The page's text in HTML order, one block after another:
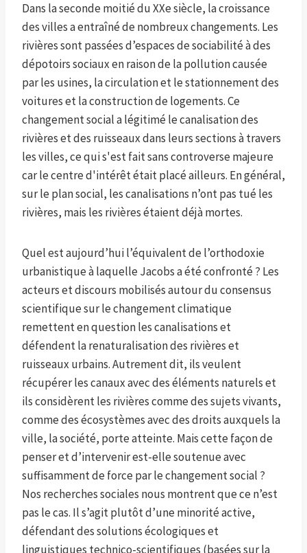
Dans la seconde moitié du XXe siècle, la croissance
des villes a entraîné de nombreux changements. Les
rivières sont passées d’espaces de sociabilité à des
dépotoirs sociaux en raison de la pollution causée
par les usines, la circulation et le stationnement des
voitures et la construction de logements. Ce
changement social a légitimé le canalisation des
rivières et des ruisseaux dans leurs sections à travers
les villes, ce qui s'est fait sans controverse majeure
car le centre d'intérêt était placé ailleurs. En général,
sur le plan social, les canalisations n’ont pas tué les
rivières, mais les rivières étaient déjà mortes.
Quel est aujourd’hui l’équivalent de l’orthodoxie
urbanistique à laquelle Jacobs a été confronté ? Les
acteurs et discours mobilisés autour du consensus
scientifique sur le changement climatique
remettent en question les canalisations et
défendent la renaturalisation des rivières et
ruisseaux urbains. Autrement dit, ils veulent
récupérer les canaux avec des éléments naturels et
ils considèrent les rivières comme des sujets vivants,
comme des écosystèmes avec des droits auxquels la
ville, la société, porte atteinte. Mais cette façon de
penser et d’intervenir est-elle soutenue avec
suffisamment de force par le changement social ?
Nos recherches sociales nous montrent que ce n’est
pas le cas. Il s’agit plutôt d’une minorité active,
défendant des solutions écologiques et
linguistiques technico-scientifiques (basées sur la